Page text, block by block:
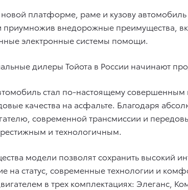
платформе, раме и кузову
приумножив внедорожные преимущества,
электронные системы помощи.
дилеры Тойота в России начинают
стал по-настоящему
качества на асфальте. Благодаря
современной трансмиссии и
и технологичным.
модели позволят сохранить высокий
на статус, современные технологии и
в трех комплектациях: Элеганс,